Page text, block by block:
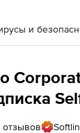
и
Domain
отзывов